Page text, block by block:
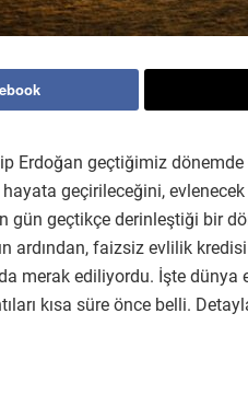
Erdoğan geçtiğimiz
geçirileceğini,
gün geçtikçe derinleştiği bir
ardından, faizsiz evlilik
merak ediliyordu. İşte
kısa süre önce belli.